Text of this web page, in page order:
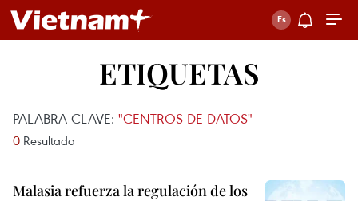
ETIQUETAS
PALABRA CLAVE: "CENTROS DE DATOS"
0 Resultado
Malasia refuerza la regulación de los